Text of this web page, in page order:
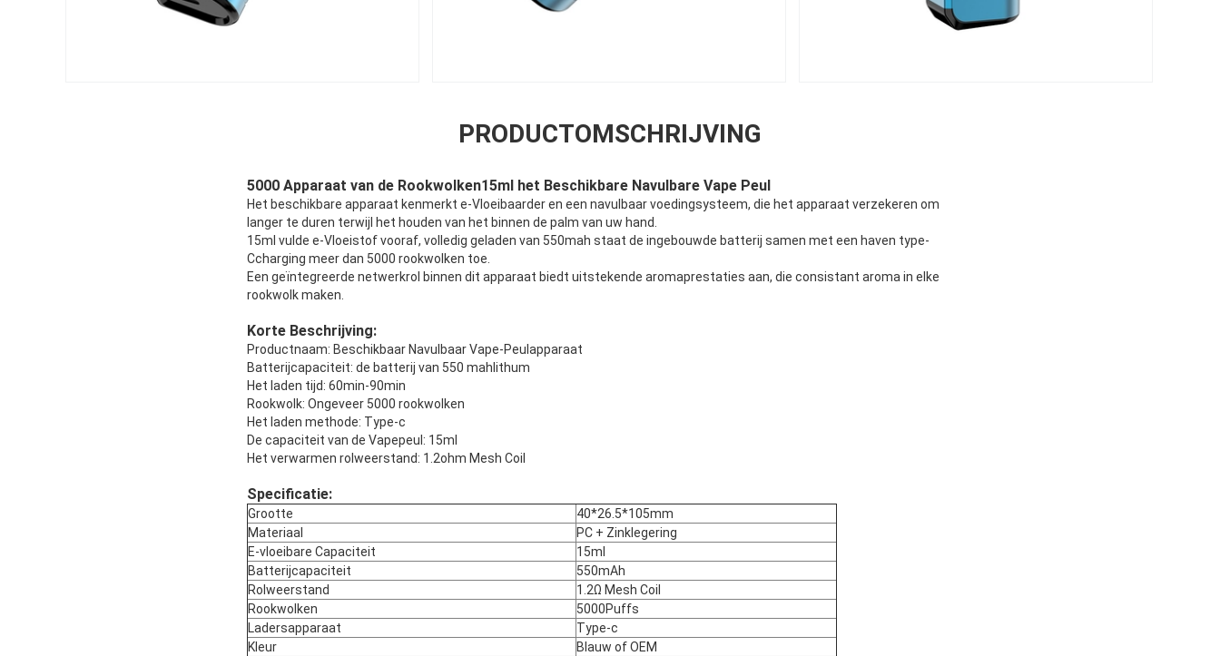
PRODUCTOMSCHRIJVING
5000 Apparaat van de Rookwolken15ml het Beschikbare Navulbare Vape Peul
Het beschikbare apparaat kenmerkt e-Vloeibaarder en een navulbaar voedingsysteem, die het apparaat verzekeren om
langer te duren terwijl het houden van het binnen de palm van uw hand.
15ml vulde e-Vloeistof vooraf, volledig geladen van 550mah staat de ingebouwde batterij samen met een haven type-
Ccharging meer dan 5000 rookwolken toe.
Een geïntegreerde netwerkrol binnen dit apparaat biedt uitstekende aromaprestaties aan, die consistant aroma in elke
rookwolk maken.
Korte Beschrijving:
Productnaam: Beschikbaar Navulbaar Vape-Peulapparaat
Batterijcapaciteit: de batterij van 550 mahlithum
Het laden tijd: 60min-90min
Rookwolk: Ongeveer 5000 rookwolken
Het laden methode: Type-c
De capaciteit van de Vapepeul: 15ml
Het verwarmen rolweerstand: 1.2ohm Mesh Coil
Specificatie:
Grootte
40*26.5*105mm
Materiaal
PC + Zinklegering
E-vloeibare Capaciteit
15ml
Batterijcapaciteit
550mAh
Rolweerstand
1.2Ω Mesh Coil
Rookwolken
5000Puffs
Ladersapparaat
Type-c
Kleur
Blauw of OEM